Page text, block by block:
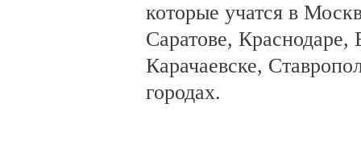
которые учатся в
Саратове, Краснодаре,
Карачаевске,
городах.